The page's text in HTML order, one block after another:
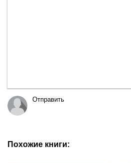
Отправить
Похожие книги: